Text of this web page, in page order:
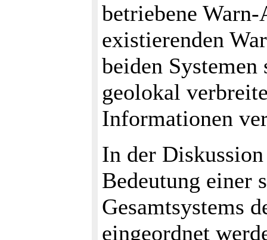
betriebene
existierenden
beiden
geolokal
Informationen
In der
Bedeutung einer
Gesamtsystems
eingeordnet